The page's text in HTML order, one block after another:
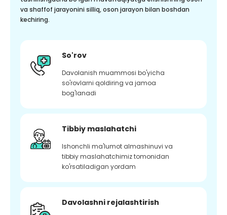
va shaffof jarayonini silliq, oson jarayon bilan boshdan
kechiring.
So'rov
Davolanish muammosi bo'yicha
so'rovlarni qoldiring va jamoa
bog'lanadi
Tibbiy maslahatchi
Ishonchli ma'lumot almashinuvi va
tibbiy maslahatchimiz tomonidan
ko'rsatiladigan yordam
Davolashni rejalashtirish